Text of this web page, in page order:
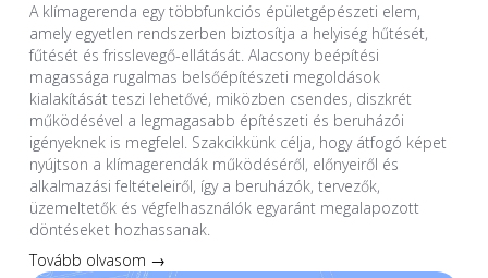
A klímagerenda egy többfunkciós épületgépészeti elem,
amely egyetlen rendszerben biztosítja a helyiség hűtését,
fűtését és frisslevegő-ellátását. Alacsony beépítési
magassága rugalmas belsőépítészeti megoldások
kialakítását teszi lehetővé, miközben csendes, diszkrét
működésével a legmagasabb építészeti és beruházói
igényeknek is megfelel. Szakcikkünk célja, hogy átfogó képet
nyújtson a klímagerendák működéséről, előnyeiről és
alkalmazási feltételeiről, így a beruházók, tervezők,
üzemeltetők és végfelhasználók egyaránt megalapozott
döntéseket hozhassanak.
Tovább olvasom →